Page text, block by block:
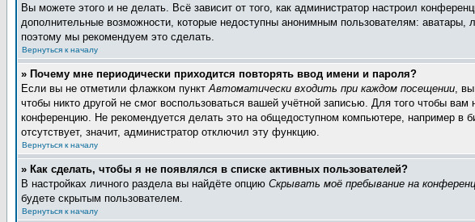
Вы можете этого и не делать. Всё зависит от того, как администратор настроил
дополнительные возможности, которые недоступны анонимным пользователям: аватары,
поэтому мы рекомендуем это сделать.
Вернуться к началу
» Почему мне периодически приходится повторять ввод имени и пароля?
Если вы не отметили флажком пунктАвтоматически входить при каждом посещении,
чтобы никто другой не смог воспользоваться вашей учётной записью. Для того чтобы
конференцию. Не рекомендуется делать это на общедоступном компьютере, например в
отсутствует, значит, администратор отключил эту функцию.
Вернуться к началу
» Как сделать, чтобы я не появлялся в списке активных пользователей?
В настройках личного раздела вы найдёте опцию Скрывать моё пребывание на
будете скрытым пользователем.
Вернуться к началу